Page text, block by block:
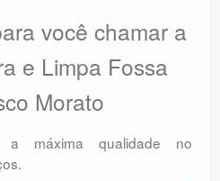
você chamar a
e Limpa Fossa
Morato
a máxima qualidade no